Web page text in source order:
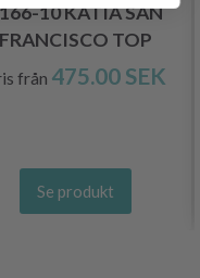
10 KATIA SAN
FRANCISCO TOP
från 475.00 SEK
Se produkt